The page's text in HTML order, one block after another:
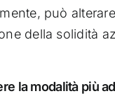
può
della solidità
la modalità più